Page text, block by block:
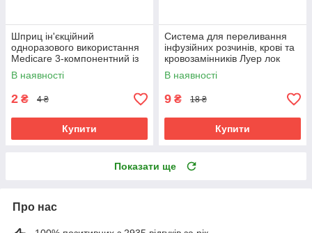
Шприц ін'єкційний
одноразового використання
Medicare 3-компонентний із
двома голками 20 мл
В наявності
2 ₴ 4 ₴
Купити
Система для переливання
інфузійних розчинів, крові та
кровозамінників Луер лок
(Luer Lok) Medicare
В наявності
9 ₴ 18 ₴
Купити
Показати ще
Про нас